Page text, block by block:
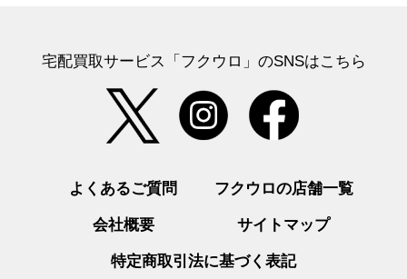
宅配買取サービス「フクウロ」のSNSはこちら
よくあるご質問 フクウロの店舗一覧
会社概要 サイトマップ
特定商取引法に基づく表記